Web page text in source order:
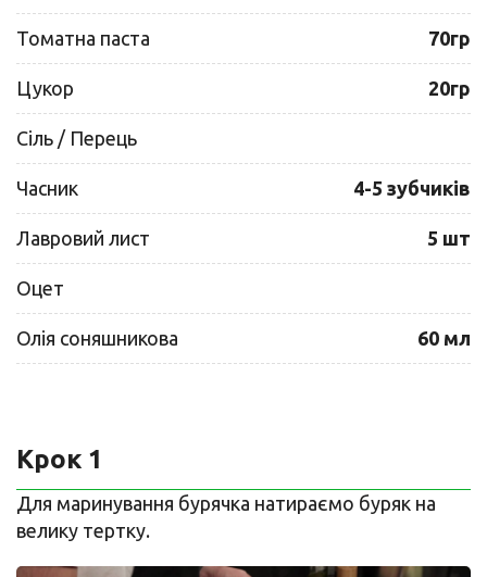
Томатна паста 70гр
Цукор 20гр
Сіль / Перець
Часник 4-5 зубчиків
Лавровий лист 5 шт
Оцет
Олія соняшникова 60 мл
Крок 1
Для маринування бурячка натираємо буряк на
велику тертку.